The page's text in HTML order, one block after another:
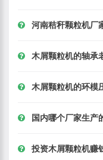
河南秸秆颗粒机厂
木屑颗粒机的轴承
木屑颗粒机的环模
国内哪个厂家生产
投资木屑颗粒机赚